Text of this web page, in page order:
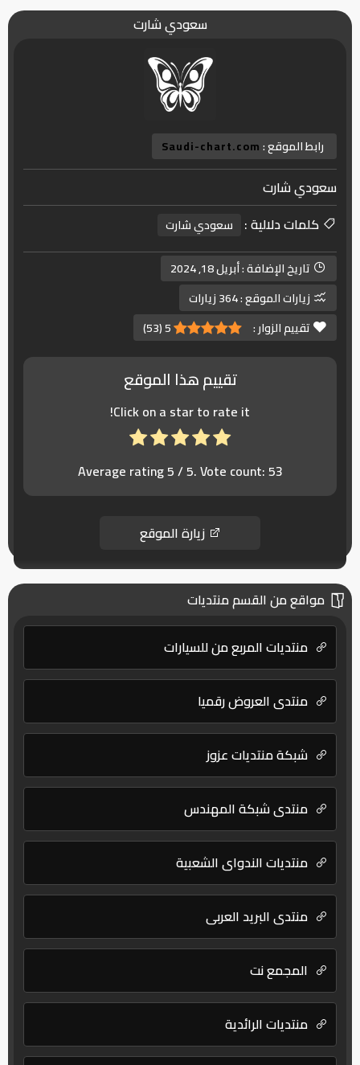
سعودي شارت
رابط الموقع :Saudi-chart.com
سعودي شارت
كلمات دلالية :
سعودي شارت
تاريخ الإضافة :أبريل 18, 2024
زيارات الموقع :364 زيارات
تقييم الزوار :
5
(
53
)
تقييم هذا الموقع
Click on a star to rate it!
Average rating5/ 5. Vote count:53
زيارة الموقع
مواقع من القسم منتديات
منتديات المربع من للسيارات
منتدى العروض رقميا
شبكة منتديات عزوز
منتدى شبكة المهندس
منتديات الندواي الشعبية
منتدى البريد العربي
المجمع نت
منتديات الرائدية